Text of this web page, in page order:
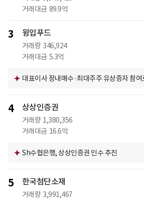
거래대금 89.9억
3 윙입푸드
거래량 346,924
거래대금 5.3억
대표이사 장내매수·최대주주 유상증자 참여
4 상상인증권
거래량 1,380,356
거래대금 16.6억
Sh수협은행, 상상인증권 인수 추진
5 한국첨단소재
거래량 3,991,467